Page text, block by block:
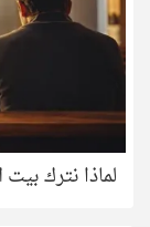
لماذا نترك بيت